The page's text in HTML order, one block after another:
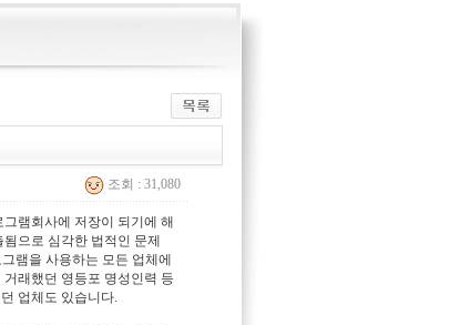
조회 : 31,080
램회사에 저장이 되기에 해
으로 심각한 법적인 문제
램을 사용하는 모든 업체에
래했던 영등포 명성인력 등
업체도 있습니다.